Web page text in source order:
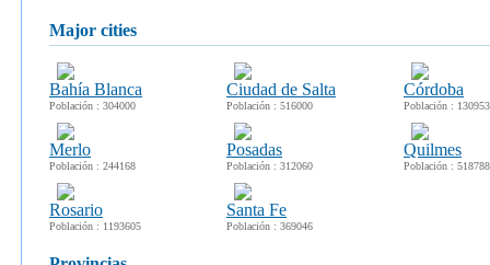
major cities
Bahía Blanca
Población : 304000
Ciudad de Salta
Población : 516000
Córdoba
Población :
Merlo
Población : 244168
Posadas
Población : 312060
Quilmes
Población : 518788
Rosario
Población : 1193605
Santa Fe
Población : 369046